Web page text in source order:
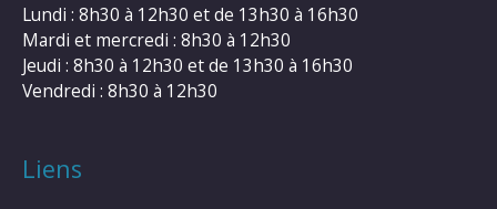
Lundi : 8h30 à 12h30 et de 13h30 à 16h30
Mardi et mercredi : 8h30 à 12h30
Jeudi : 8h30 à 12h30 et de 13h30 à 16h30
Vendredi : 8h30 à 12h30
Liens